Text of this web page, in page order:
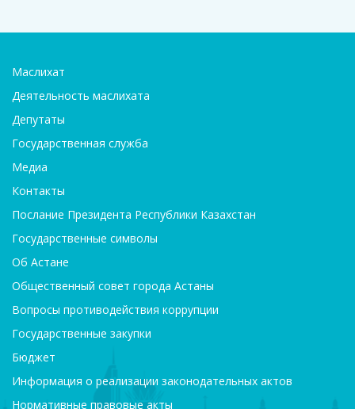
Маслихат
Деятельность маслихата
Депутаты
Государственная служба
Медиа
Контакты
Послание Президента Республики Казахстан
Государственные символы
Об Астане
Общественный совет города Астаны
Вопросы противодействия коррупции
Государственные закупки
Бюджет
Информация о реализации законодательных актов